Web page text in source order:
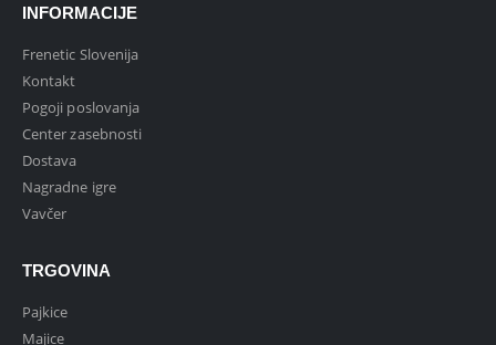
INFORMACIJE
Frenetic Slovenija
Kontakt
Pogoji poslovanja
Center zasebnosti
Dostava
Nagradne igre
Vavčer
TRGOVINA
Pajkice
Majice